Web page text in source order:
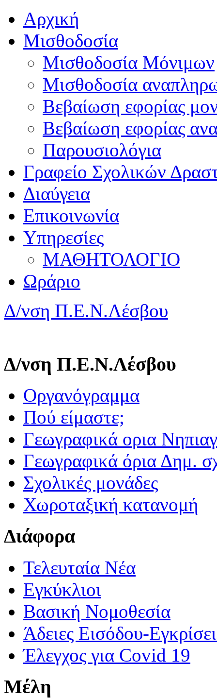
Αρχική
Μισθοδοσία
Μισθοδοσία Μόνιμων
Μισθοδοσία
Βεβαίωση εφορίας
Βεβαίωση εφορίας
Παρουσιολόγια
Γραφείο Σχολικών
Διαύγεια
Επικοινωνία
Υπηρεσίες
ΜΑΘΗΤΟΛΟΓΙΟ
Ωράριο
Δ/νση Π.Ε.Ν.Λέσβου
Δ/νση Π.Ε.Ν.Λέσβου
Οργανόγραμμα
Πού είμαστε;
Γεωγραφικά ορια
Γεωγραφικά όρια Δημ.
Σχολικές μονάδες
Χωροταξική κατανομή
Διάφορα
Τελευταία Νέα
Εγκύκλιοι
Βασική Νομοθεσία
Άδειες Εισόδου-
Έλεγχος για Covid 19
Μέλη